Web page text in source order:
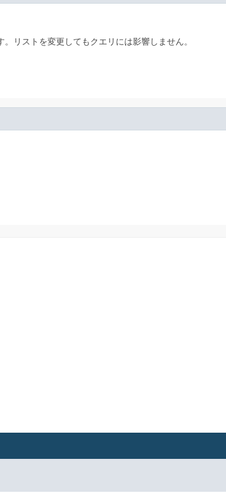
リストを変更してもクエリには影響しません。